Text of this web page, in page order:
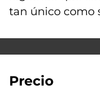
tan único como
Precio